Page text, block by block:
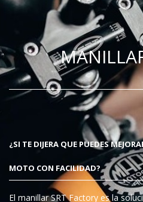
¿SI TE DIJERA QUE PUEDES
MOTO CON FACILIDAD?
El manillar SRT Factory es la